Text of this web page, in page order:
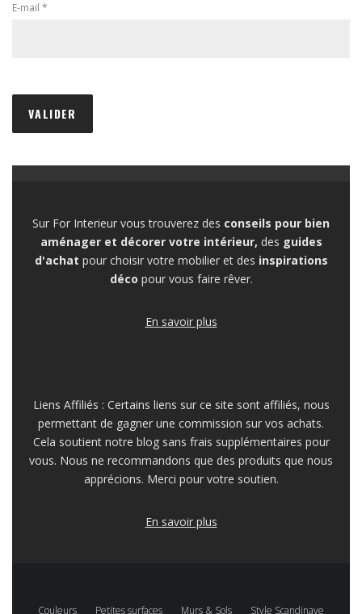
E-mail *
Sur For Interieur vous trouverez des conseils pour bien
aménager et décorer votre intérieur, des guides
d'achat pour choisir votre mobilier et des inspirations
déco pour vous faire rêver.
En savoir plus
Liens Affiliés : Certains liens sur ce site sont affiliés, nous
permettant de gagner une commission sur vos achats.
Cela soutient notre blog sans frais supplémentaires pour
vous. Nous ne recommandons que des produits que nous
apprécions. Merci pour votre soutien.
En savoir plus
Couleurs Petites surfaces Murs & Sols Style Scandinave